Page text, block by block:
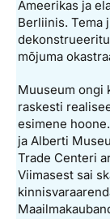
Ameerikas ja
Berliinis. Tema
mõjuma
Muuseum ongi
raskesti
esimene
ja Alberti
Trade Centeri
Viimasest sai